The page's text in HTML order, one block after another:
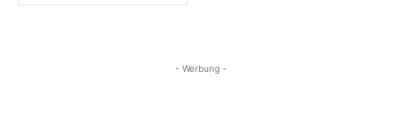
- Werbung -